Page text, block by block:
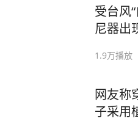
受台风
尼器出
1.9万播放
网友称
子采用